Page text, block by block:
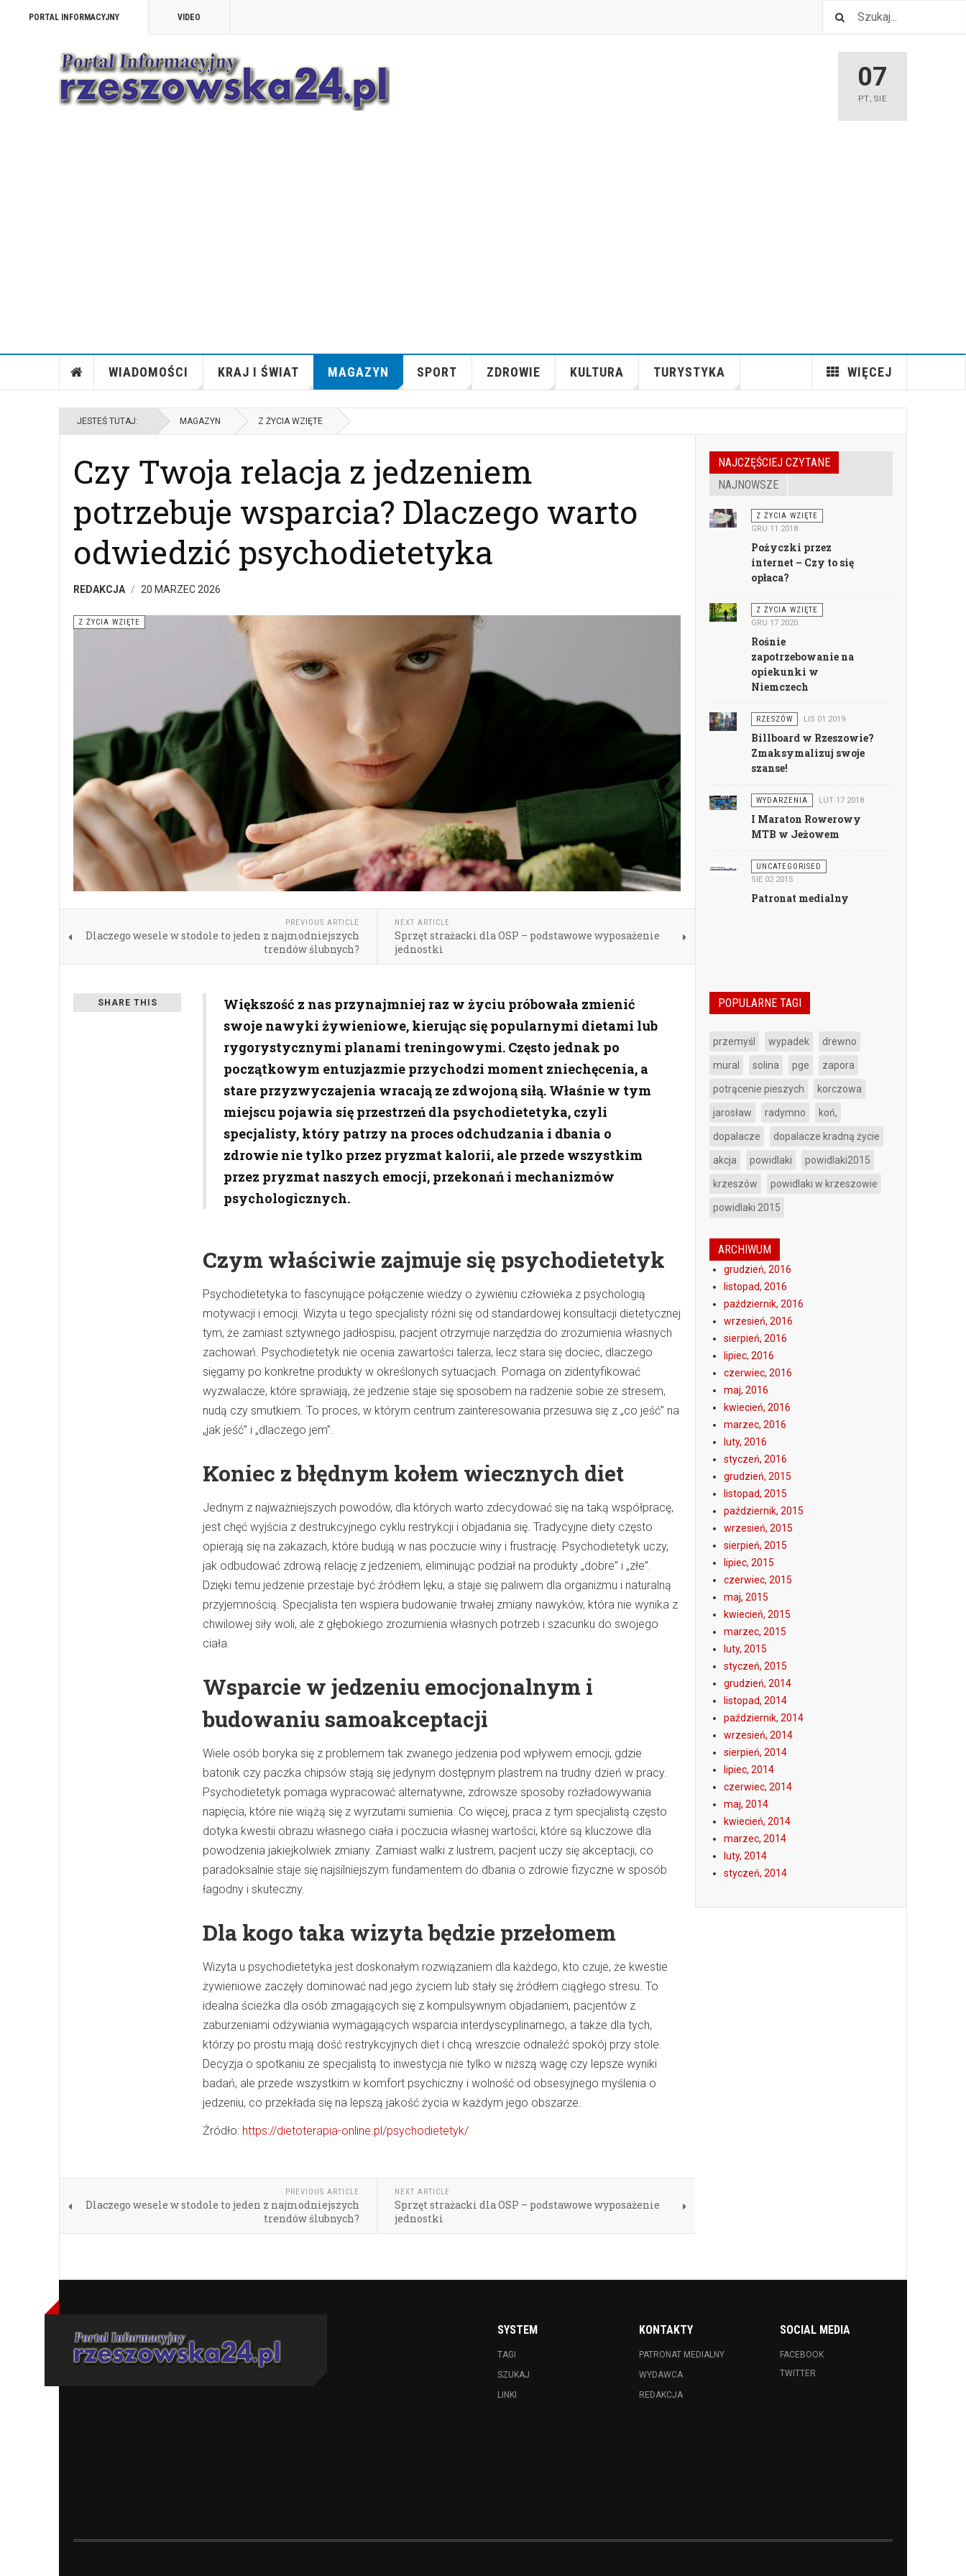
PORTAL INFORMACYJNY VIDEO
07
PT, SIE
WIADOMOŚCI KRAJ I ŚWIAT MAGAZYN SPORT ZDROWIE KULTURA TURYSTYKA WIĘCEJ
JESTEŚ TUTAJ: MAGAZYN Z ŻYCIA WZIĘTE
Czy Twoja relacja z jedzeniem
potrzebuje wsparcia? Dlaczego warto
odwiedzić psychodietetyka
REDAKCJA 20 MARZEC 2026
Z ŻYCIA WZIĘTE
PREVIOUS ARTICLE
Dlaczego wesele w stodole to jeden z najmodniejszych
trendów ślubnych?
NEXT ARTICLE
Sprzęt strażacki dla OSP – podstawowe wyposażenie
jednostki
SHARE THIS
Większość z nas przynajmniej raz w życiu próbowała zmienić
swoje nawyki żywieniowe, kierując się popularnymi dietami lub
rygorystycznymi planami treningowymi. Często jednak po
początkowym entuzjazmie przychodzi moment zniechęcenia, a
stare przyzwyczajenia wracają ze zdwojoną siłą. Właśnie w tym
miejscu pojawia się przestrzeń dla psychodietetyka, czyli
specjalisty, który patrzy na proces odchudzania i dbania o
zdrowie nie tylko przez pryzmat kalorii, ale przede wszystkim
przez pryzmat naszych emocji, przekonań i mechanizmów
psychologicznych.
Czym właściwie zajmuje się psychodietetyk
Psychodietetyka to fascynujące połączenie wiedzy o żywieniu człowieka z psychologią
motywacji i emocji. Wizyta u tego specjalisty różni się od standardowej konsultacji dietetycznej
tym, że zamiast sztywnego jadłospisu, pacjent otrzymuje narzędzia do zrozumienia własnych
zachowań. Psychodietetyk nie ocenia zawartości talerza, lecz stara się dociec, dlaczego
sięgamy po konkretne produkty w określonych sytuacjach. Pomaga on zidentyfikować
wyzwalacze, które sprawiają, że jedzenie staje się sposobem na radzenie sobie ze stresem,
nudą czy smutkiem. To proces, w którym centrum zainteresowania przesuwa się z „co jeść” na
„jak jeść” i „dlaczego jem”.
Koniec z błędnym kołem wiecznych diet
Jednym z najważniejszych powodów, dla których warto zdecydować się na taką współpracę,
jest chęć wyjścia z destrukcyjnego cyklu restrykcji i objadania się. Tradycyjne diety często
opierają się na zakazach, które budują w nas poczucie winy i frustrację. Psychodietetyk uczy,
jak odbudować zdrową relację z jedzeniem, eliminując podział na produkty „dobre” i „złe”.
Dzięki temu jedzenie przestaje być źródłem lęku, a staje się paliwem dla organizmu i naturalną
przyjemnością. Specjalista ten wspiera budowanie trwałej zmiany nawyków, która nie wynika z
chwilowej siły woli, ale z głębokiego zrozumienia własnych potrzeb i szacunku do swojego
ciała.
Wsparcie w jedzeniu emocjonalnym i
budowaniu samoakceptacji
Wiele osób boryka się z problemem tak zwanego jedzenia pod wpływem emocji, gdzie
batonik czy paczka chipsów stają się jedynym dostępnym plastrem na trudny dzień w pracy.
Psychodietetyk pomaga wypracować alternatywne, zdrowsze sposoby rozładowywania
napięcia, które nie wiążą się z wyrzutami sumienia. Co więcej, praca z tym specjalistą często
dotyka kwestii obrazu własnego ciała i poczucia własnej wartości, które są kluczowe dla
powodzenia jakiejkolwiek zmiany. Zamiast walki z lustrem, pacjent uczy się akceptacji, co
paradoksalnie staje się najsilniejszym fundamentem do dbania o zdrowie fizyczne w sposób
łagodny i skuteczny.
Dla kogo taka wizyta będzie przełomem
Wizyta u psychodietetyka jest doskonałym rozwiązaniem dla każdego, kto czuje, że kwestie
żywieniowe zaczęły dominować nad jego życiem lub stały się źródłem ciągłego stresu. To
idealna ścieżka dla osób zmagających się z kompulsywnym objadaniem, pacjentów z
zaburzeniami odżywiania wymagających wsparcia interdyscyplinarnego, a także dla tych,
którzy po prostu mają dość restrykcyjnych diet i chcą wreszcie odnaleźć spokój przy stole.
Decyzja o spotkaniu ze specjalistą to inwestycja nie tylko w niższą wagę czy lepsze wyniki
badań, ale przede wszystkim w komfort psychiczny i wolność od obsesyjnego myślenia o
jedzeniu, co przekłada się na lepszą jakość życia w każdym jego obszarze.
Źródło: https://dietoterapia-online.pl/psychodietetyk/
PREVIOUS ARTICLE
Dlaczego wesele w stodole to jeden z najmodniejszych
trendów ślubnych?
NEXT ARTICLE
Sprzęt strażacki dla OSP – podstawowe wyposażenie
jednostki
NAJCZĘŚCIEJ CZYTANE
NAJNOWSZE
Z ŻYCIA WZIĘTE
GRU 11 2018
Pożyczki przez
internet – Czy to się
opłaca?
Z ŻYCIA WZIĘTE
GRU 17 2020
Rośnie
zapotrzebowanie na
opiekunki w
Niemczech
RZESZÓW LIS 01 2019
Billboard w Rzeszowie?
Zmaksymalizuj swoje
szanse!
WYDARZENIA LUT 17 2018
I Maraton Rowerowy
MTB w Jeżowem
UNCATEGORISED
SIE 02 2015
Patronat medialny
POPULARNE TAGI
przemyśl wypadek drewno
mural solina pge zapora
potrącenie pieszych korczowa
jarosław radymno koń,
dopalacze dopalacze kradną życie
akcja powidlaki powidlaki2015
krzeszów powidlaki w krzeszowie
powidlaki 2015
ARCHIWUM
grudzień, 2016
listopad, 2016
październik, 2016
wrzesień, 2016
sierpień, 2016
lipiec, 2016
czerwiec, 2016
maj, 2016
kwiecień, 2016
marzec, 2016
luty, 2016
styczeń, 2016
grudzień, 2015
listopad, 2015
październik, 2015
wrzesień, 2015
sierpień, 2015
lipiec, 2015
czerwiec, 2015
maj, 2015
kwiecień, 2015
marzec, 2015
luty, 2015
styczeń, 2015
grudzień, 2014
listopad, 2014
październik, 2014
wrzesień, 2014
sierpień, 2014
lipiec, 2014
czerwiec, 2014
maj, 2014
kwiecień, 2014
marzec, 2014
luty, 2014
styczeń, 2014
SYSTEM
TAGI
SZUKAJ
LINKI
KONTAKTY
PATRONAT MEDIALNY
WYDAWCA
REDAKCJA
SOCIAL MEDIA
FACEBOOK
TWITTER